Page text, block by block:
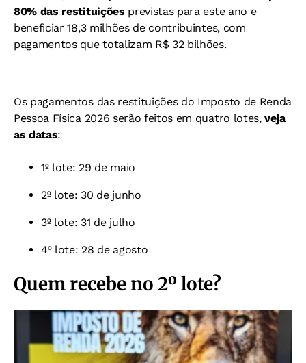
80% das restituições previstas para este ano e
beneficiar 18,3 milhões de contribuintes, com
pagamentos que totalizam R$ 32 bilhões.
Os pagamentos das restituições do Imposto de Renda
Pessoa Física 2026 serão feitos em quatro lotes,veja
as datas:
1º lote: 29 de maio
2º lote: 30 de junho
3º lote: 31 de julho
4º lote: 28 de agosto
Quem recebe no 2º lote?